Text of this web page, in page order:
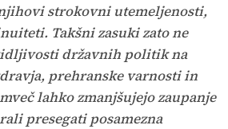
strokovni utemeljenosti,
Takšni zasuki zato ne
državnih politik na
prehranske varnosti in
lahko zmanjšujejo zaupanje
presegati posamezna